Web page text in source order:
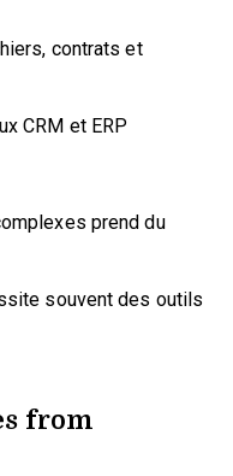
contrats et
CRM et ERP
prend du
souvent des outils
from